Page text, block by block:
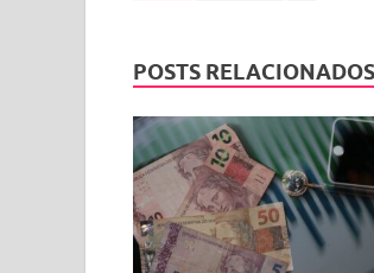
POSTS RELACIONADOS